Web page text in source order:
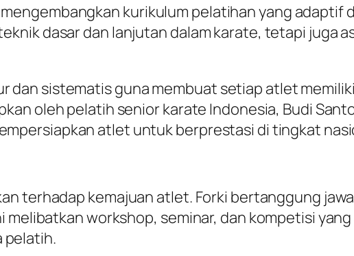
kurikulum pelatihan yang
dasar dan lanjutan dalam karate, tetapi juga
sistematis guna membuat setiap atlet
oleh pelatih senior karate Indonesia, Budi
atlet untuk berprestasi di tingkat
terhadap kemajuan atlet. Forki bertanggung
workshop, seminar, dan kompetisi
pelatih.